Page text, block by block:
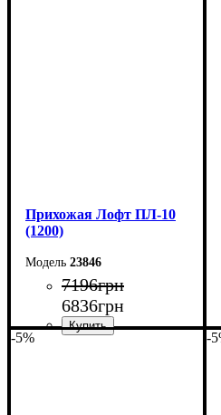
Прихожая Лофт ПЛ-10
(1200)
23846
7196грн
6836грн
-5% -